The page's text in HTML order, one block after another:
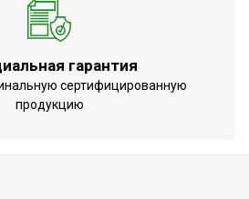
гарантия
сертифицированную
продукцию